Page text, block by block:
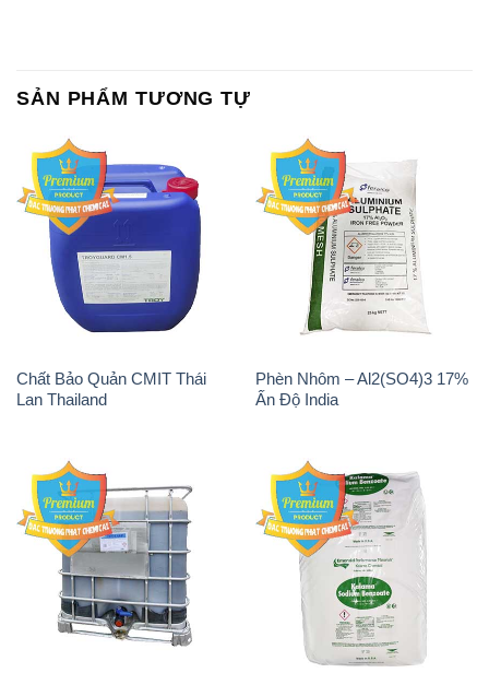
SẢN PHẨM TƯƠNG TỰ
Chất Bảo Quản CMIT Thái
Lan Thailand
Phèn Nhôm – Al2(SO4)3 17%
Ấn Độ India